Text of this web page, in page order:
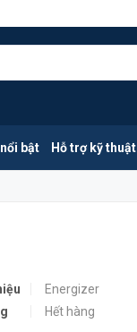
bật Hỗ trợ kỹ thuật
Energizer
Hết hàng